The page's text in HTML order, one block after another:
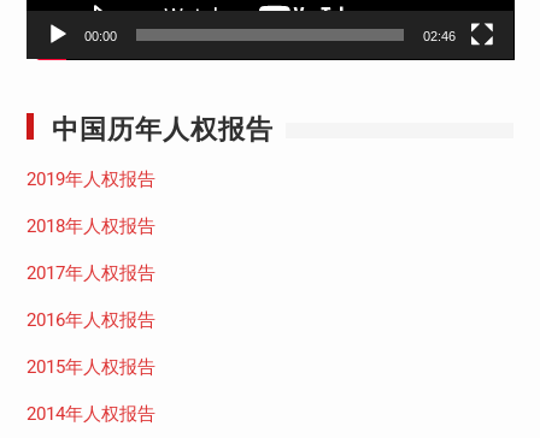
00:00 02:46
中国历年人权报告
2019年人权报告
2018年人权报告
2017年人权报告
2016年人权报告
2015年人权报告
2014年人权报告